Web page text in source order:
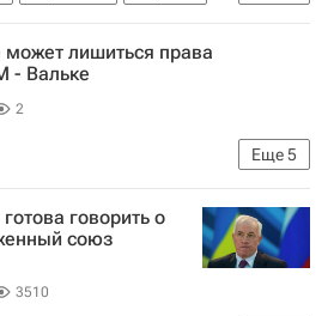
человека (ЕСПЧ)
может лишиться права
- Вальке
2
Еще5
футбола (ФИФА)
Подготовка к чемпионату мира-2014 по футболу в Бразилии
по футболу
говорить о
союз
3510